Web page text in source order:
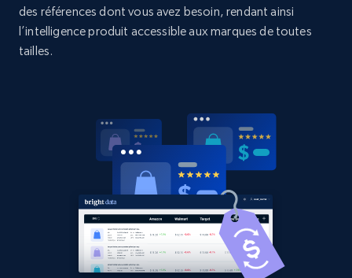
2.1K+ 375+ Commencer
products by best sellers category URL
Title, Seller name, Brand, Description, Initial
price, Currency, Availability, Reviews count, and
375+ Commencer
des références dont vous avez besoin, rendant ainsi
l’intelligence produit accessible aux marques de toutes
tailles.